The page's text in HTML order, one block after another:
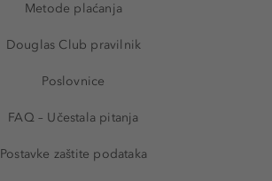
Metode plaćanja
Douglas Club pravilnik
Poslovnice
FAQ – Učestala pitanja
Postavke zaštite podataka